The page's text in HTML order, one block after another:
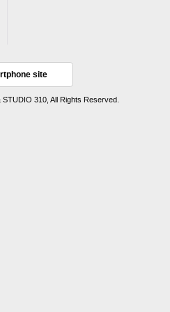
site
310, All Rights Reserved.